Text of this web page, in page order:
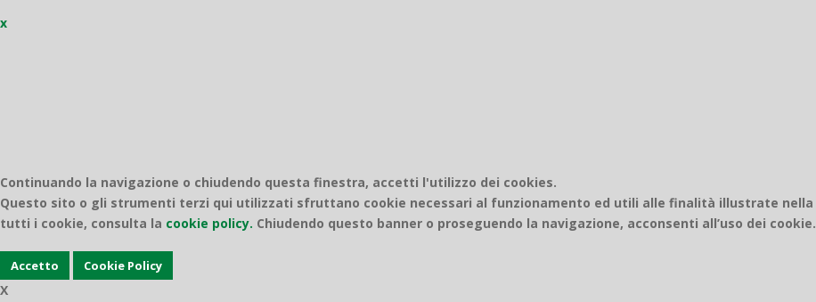
x
Continuando la navigazione o chiudendo questa finestra, accetti l'utilizzo dei cookies.
Questo sito o gli strumenti terzi qui utilizzati sfruttano cookie necessari al funzionamento ed utili alle finalità illustrate nella
tutti i cookie, consulta la cookie policy. Chiudendo questo banner o proseguendo la navigazione, acconsenti all’uso dei cookie.
Accetto Cookie Policy
X